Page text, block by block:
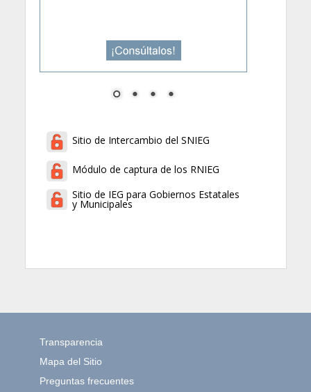
Sitio de Intercambio del SNIEG
Módulo de captura de los RNIEG
Sitio de IEG para Gobiernos Estatales
y Municipales
Transparencia
Mapa del Sitio
Preguntas frecuentes